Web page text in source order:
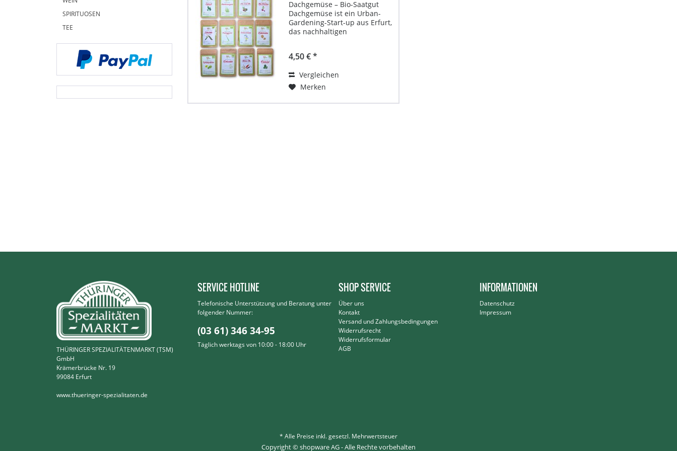
SPIRITUOSEN
TEE
Dachgemüse – Bio-Saatgut
Dachgemüse ist ein Urban-
Gardening-Start-up aus Erfurt,
das nachhaltigen
Unternehmen betreibt
an und verbindet
Umweltbewusstsein mit...
4,50 € *
Vergleichen
Merken
THÜRINGER SPEZIALITÄTENMARKT (TSM)
GmbH
Krämerbrücke Nr. 19
99084 Erfurt
www.thueringer-spezialitaten.de
SERVICE HOTLINE
Telefonische Unterstützung und Beratung unter
folgender Nummer:
(03 61) 346 34-95
Täglich werktags von 10:00 - 18:00 Uhr
SHOP SERVICE
Über uns
Kontakt
Versand und Zahlungsbedingungen
Widerrufsrecht
Widerrufsformular
AGB
INFORMATIONEN
Datenschutz
Impressum
* Alle Preise inkl. gesetzl. Mehrwertsteuer
Copyright © shopware AG - Alle Rechte vorbehalten